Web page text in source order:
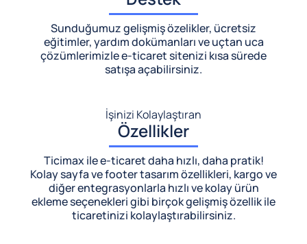
Sunduğumuz gelişmiş özelikler, ücretsiz
eğitimler, yardım dokümanları ve uçtan uca
çözümlerimizlee-ticaret sitenizi kısa sürede
satışa açabilirsiniz.
İşinizi Kolaylaştıran
Özellikler
Ticimax ile e-ticaret daha hızlı, daha pratik!
Kolay sayfa ve footer tasarım özellikleri, kargo ve
diğer entegrasyonlarla hızlı ve kolay ürün
ekleme seçenekleri gibi birçok gelişmiş özellik ile
ticaretinizi kolaylaştırabilirsiniz.